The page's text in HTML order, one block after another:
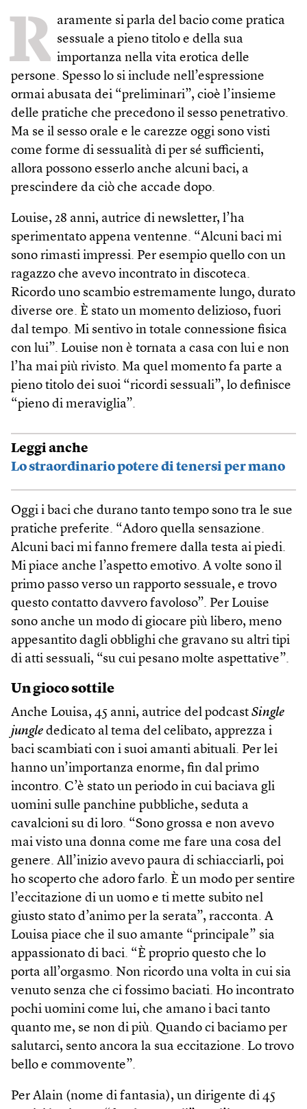
R aramente si parla del bacio come pratica
sessuale a pieno titolo e della sua
importanza nella vita erotica delle
persone. Spesso lo si include nell’espressione
ormai abusata dei “preliminari”, cioè l’insieme
delle pratiche che precedono il sesso penetrativo.
Ma se il sesso orale e le carezze oggi sono visti
come forme di sessualità di per sé sufficienti,
allora possono esserlo anche alcuni baci, a
prescindere da ciò che accade dopo.
Louise, 28 anni, autrice di newsletter, l’ha
sperimentato appena ventenne. “Alcuni baci mi
sono rimasti impressi. Per esempio quello con un
ragazzo che avevo incontrato in discoteca.
Ricordo uno scambio estremamente lungo, durato
diverse ore. È stato un momento delizioso, fuori
dal tempo. Mi sentivo in totale connessione fisica
con lui”. Louise non è tornata a casa con lui e non
l’ha mai più rivisto. Ma quel momento fa parte a
pieno titolo dei suoi “ricordi sessuali”, lo definisce
“pieno di meraviglia”.
Leggi anche
Lo straordinario potere di tenersi per mano
Oggi i baci che durano tanto tempo sono tra le sue
pratiche preferite. “Adoro quella sensazione.
Alcuni baci mi fanno fremere dalla testa ai piedi.
Mi piace anche l’aspetto emotivo. A volte sono il
primo passo verso un rapporto sessuale, e trovo
questo contatto davvero favoloso”. Per Louise
sono anche un modo di giocare più libero, meno
appesantito dagli obblighi che gravano su altri tipi
di atti sessuali, “su cui pesano molte aspettative”.
Un gioco sottile
Anche Louisa, 45 anni, autrice del podcast Single
jungle dedicato al tema del celibato, apprezza i
baci scambiati con i suoi amanti abituali. Per lei
hanno un’importanza enorme, fin dal primo
incontro. C’è stato un periodo in cui baciava gli
uomini sulle panchine pubbliche, seduta a
cavalcioni su di loro. “Sono grossa e non avevo
mai visto una donna come me fare una cosa del
genere. All’inizio avevo paura di schiacciarli, poi
ho scoperto che adoro farlo. È un modo per sentire
l’eccitazione di un uomo e ti mette subito nel
giusto stato d’animo per la serata”, racconta. A
Louisa piace che il suo amante “principale” sia
appassionato di baci. “È proprio questo che lo
porta all’orgasmo. Non ricordo una volta in cui sia
venuto senza che ci fossimo baciati. Ho incontrato
pochi uomini come lui, che amano i baci tanto
quanto me, se non di più. Quando ci baciamo per
salutarci, sento ancora la sua eccitazione. Lo trovo
bello e commovente”.
Per Alain (nome di fantasia), un dirigente di 45